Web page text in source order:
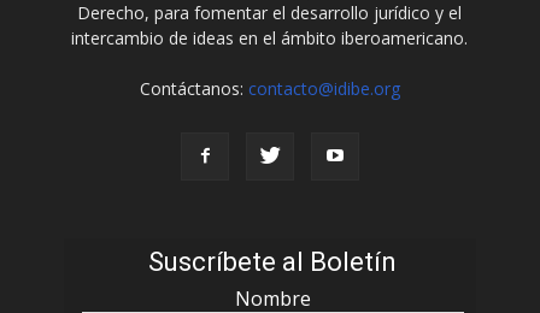
Derecho, para fomentar el desarrollo jurídico y el
intercambio de ideas en el ámbito iberoamericano.
Contáctanos: contacto@idibe.org
Suscríbete al Boletín
Nombre